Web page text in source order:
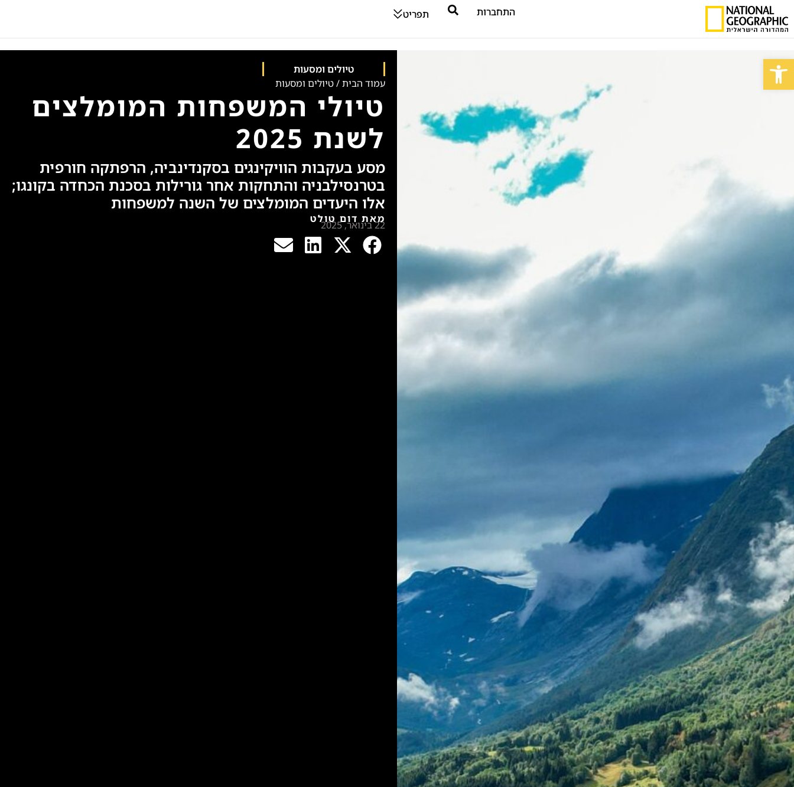
פתח סרגל נגישות
התחברות תפריט
טיולים ומסעות
עמוד הבית/טיולים ומסעות
טיולי המשפחות המומלצים
לשנת 2025
מסע בעקבות הוויקינגים בסקנדינביה, הרפתקה חורפית
בטרנסילבניה והתחקות אחר גורילות בסכנת הכחדה בקונגו;
אלו היעדים המומלצים של השנה למשפחות
מאת דום טולט
22 בינואר, 2025